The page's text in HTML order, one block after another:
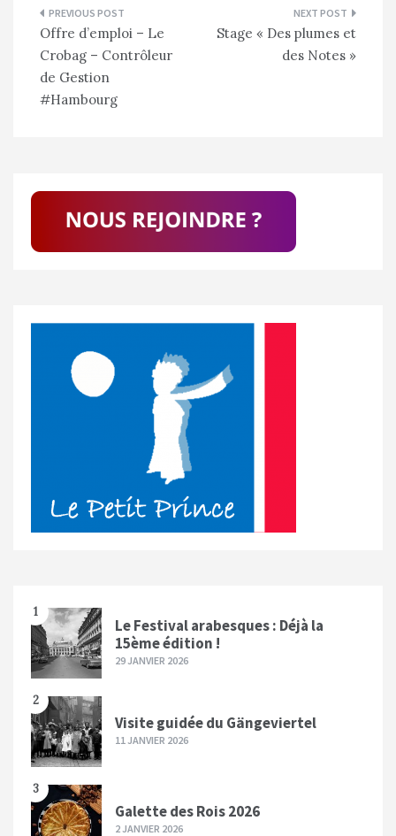
Navigation
de
l’article
Offre d’emploi – Le
Crobag – Contrôleur
de Gestion
#Hambourg
Stage « Des plumes et
des Notes »
1
Le Festival arabesques : Déjà la
15ème édition !
29 JANVIER 2026
2
Visite guidée du Gängeviertel
11 JANVIER 2026
3
Galette des Rois 2026
2 JANVIER 2026